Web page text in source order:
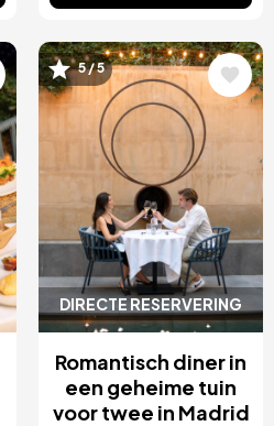
DIRECTE RESERVERING
Afbeelding
5 / 5
Romantisch diner in
een geheime tuin
voor twee in Madrid